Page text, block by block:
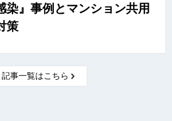
染』事例とマンション共用
策
記事一覧はこちら